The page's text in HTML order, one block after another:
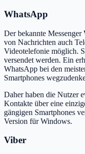
WhatsApp
Der bekannte Messenger
von Nachrichten auch
Videotelefonie möglich.
versendet werden. Ein
WhatsApp bei den
Smartphones
Daher haben die Nutzer
Kontakte über eine
gängigen Smartphones
Version für Windows.
Viber